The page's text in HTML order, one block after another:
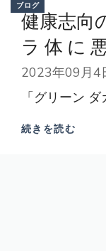
ブログ
健康志向
ラ 体 に
2023年09月4
「グリーン
続きを読む